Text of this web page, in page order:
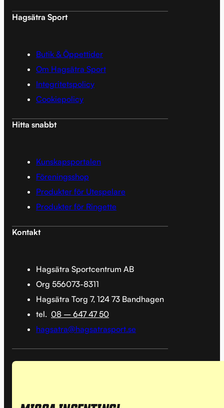
Hagsätra Sport
Butik & Öppettider
Om Hagsätra Sport
Integritetspolicy
Cookiepolicy
Hitta snabbt
Kunskapsportalen
Föreningsshop
Produkter för Utespelare
Produkter för Ringette
Kontakt
Hagsätra Sportcentrum AB
Org 556073-8311
Hagsätra Torg 7, 124 73 Bandhagen
tel. 08 – 647 47 50
hagsatra@hagsatrasport.se